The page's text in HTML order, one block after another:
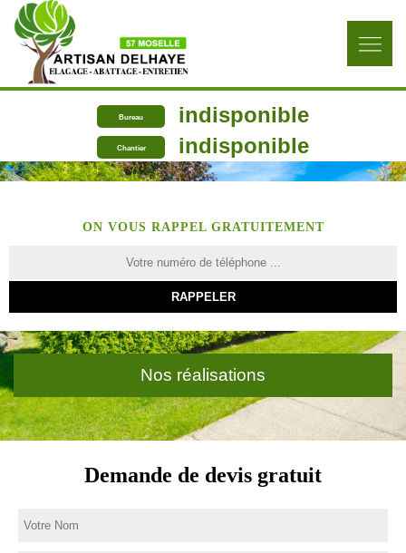
Bureau indisponible
Chantier indisponible
ON VOUS RAPPEL GRATUITEMENT
Nos réalisations
Demande de devis gratuit